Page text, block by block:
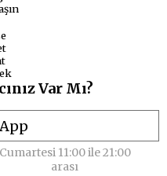
Var Mı?
Cumartesi 11:00 ile 21:00
arası